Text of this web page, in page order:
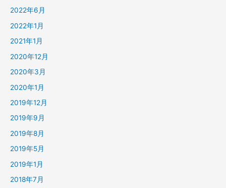
2022年6月
2022年1月
2021年1月
2020年12月
2020年3月
2020年1月
2019年12月
2019年9月
2019年8月
2019年5月
2019年1月
2018年7月